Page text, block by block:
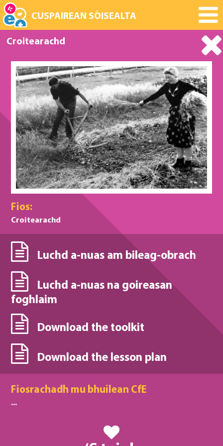
CUSPAIREAN SÒISEALTA
Croitearachd
Fios:
Croitearachd
Luchd a-nuas am bileag-obrach
Luchd a-nuas na goireasan
foghlaim
Download the toolkit
Download the lesson plan
Fiosrachadh mu bhuilean CfE
...